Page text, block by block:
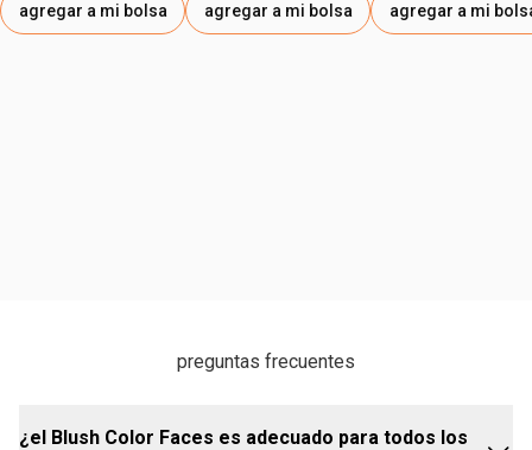
agregar a mi bolsa agregar a mi bolsa agregar a mi
preguntas frecuentes
¿el Blush Color Faces es adecuado para todos los